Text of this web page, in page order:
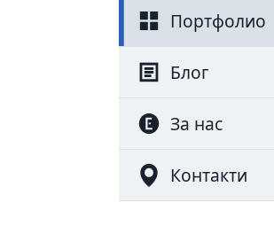
Портфолио
Блог
За нас
Контакти